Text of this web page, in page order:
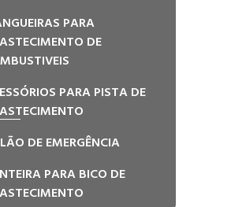
PARA
DE
PARA PISTA DE
DE EMERGÊNCIA
PARA BICO DE